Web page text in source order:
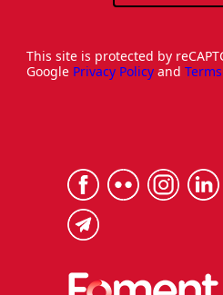
This site is protected by
Google Privacy Policy and